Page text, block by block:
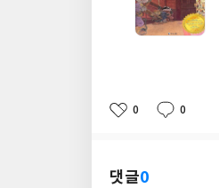
좋
0
댓
0
작
댓글0